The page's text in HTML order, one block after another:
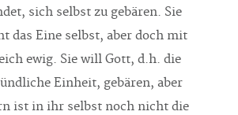
sich selbst zu gebären. Sie
das Eine selbst, aber doch mit
ewig. Sie will Gott, d.h. die
Einheit, gebären, aber
ist in ihr selbst noch nicht die